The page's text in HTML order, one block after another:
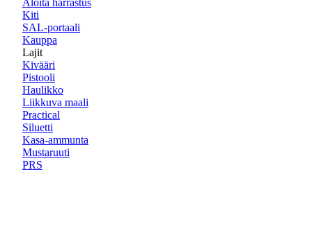
Aloita harrastus
Kiti
SAL-portaali
Kauppa
Lajit
Kivääri
Pistooli
Haulikko
Liikkuva maali
Practical
Siluetti
Kasa-ammunta
Mustaruuti
PRS